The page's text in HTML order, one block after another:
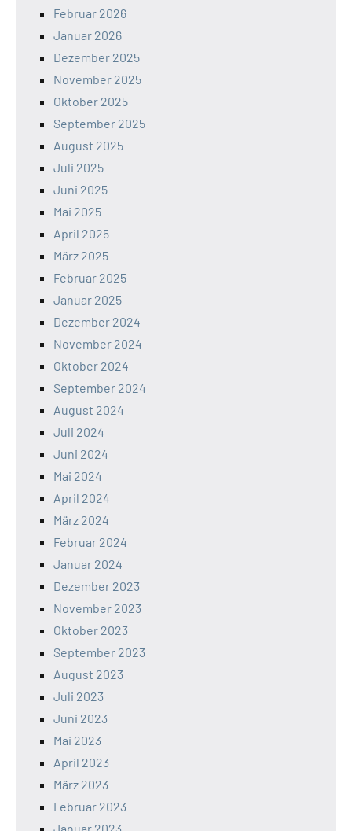
Februar 2026
Januar 2026
Dezember 2025
November 2025
Oktober 2025
September 2025
August 2025
Juli 2025
Juni 2025
Mai 2025
April 2025
März 2025
Februar 2025
Januar 2025
Dezember 2024
November 2024
Oktober 2024
September 2024
August 2024
Juli 2024
Juni 2024
Mai 2024
April 2024
März 2024
Februar 2024
Januar 2024
Dezember 2023
November 2023
Oktober 2023
September 2023
August 2023
Juli 2023
Juni 2023
Mai 2023
April 2023
März 2023
Februar 2023